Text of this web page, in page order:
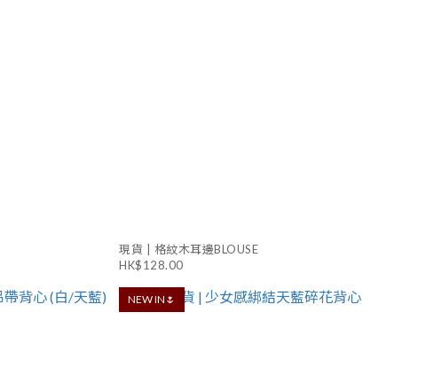
現貨 | 格紋木耳邊BLOUSE
HK$128.00
NEW IN🌷